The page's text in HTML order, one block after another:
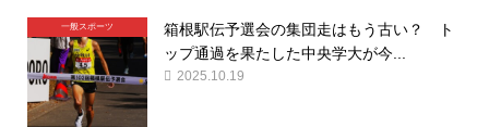
一般スポーツ
箱根駅伝予選会の集団走はもう古い？ ト
ップ通過を果たした中央学大が今...
2025.10.19